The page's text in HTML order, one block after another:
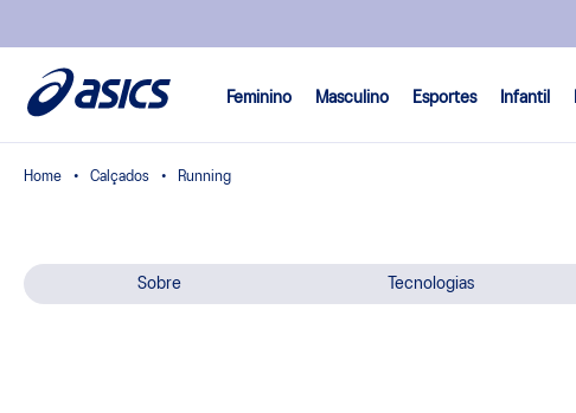
Feminino Masculino Esportes Infantil
Calçados Running
Sobre Tecnologias